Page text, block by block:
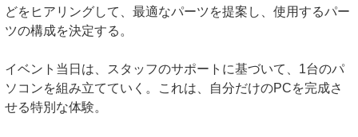
どをヒアリングして、最適なパーツを提案し、使用するパー
ツの構成を決定する。
イベント当日は、スタッフのサポートに基づいて、1台のパ
ソコンを組み立てていく。これは、自分だけのPCを完成さ
せる特別な体験。